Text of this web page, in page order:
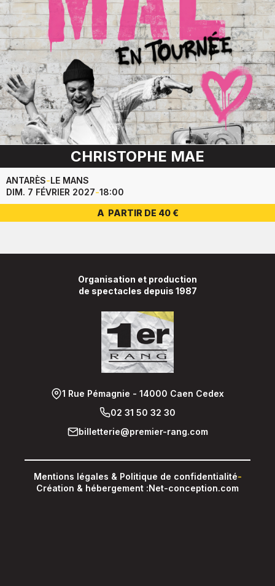
CHRISTOPHE MAE
ANTARÈS-LE MANS
DIM. 7 FÉVRIER 2027-18:00
A PARTIR DE 40 €
Organisation et production
de spectacles depuis 1987
1 Rue Pémagnie - 14000 Caen Cedex
02 31 50 32 30
billetterie@premier-rang.com
Mentions légales & Politique de confidentialité-
Création & hébergement :Net-conception.com